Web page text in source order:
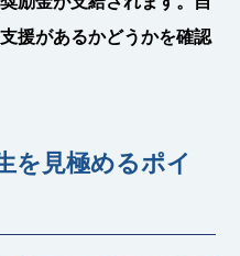
援があるかどうかを確認
を見極めるポイ